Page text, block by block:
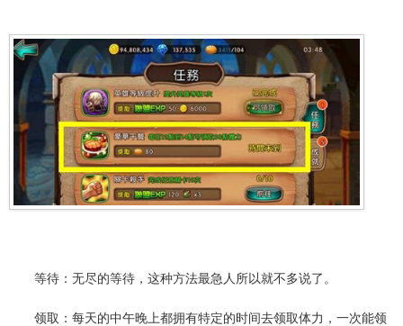
等待：无尽的等待，这种方法最急人所以就不多说了。
领取：每天的中午晚上都拥有特定的时间去领取体力，一次能领